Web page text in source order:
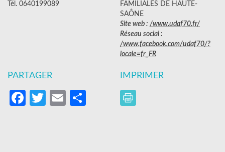
Tél. 0640199089
FAMILIALES DE HAUTE-
SAÔNE
Site web : /www.udaf70.fr/
Réseau social :
/www.facebook.com/udaf70/?
locale=fr_FR
PARTAGER
Facebook
Twitter
EmailPartager
IMPRIMER